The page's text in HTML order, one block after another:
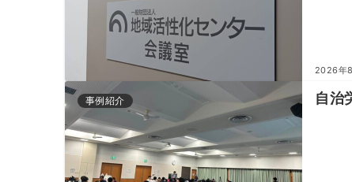
2026年
事例紹介 自治